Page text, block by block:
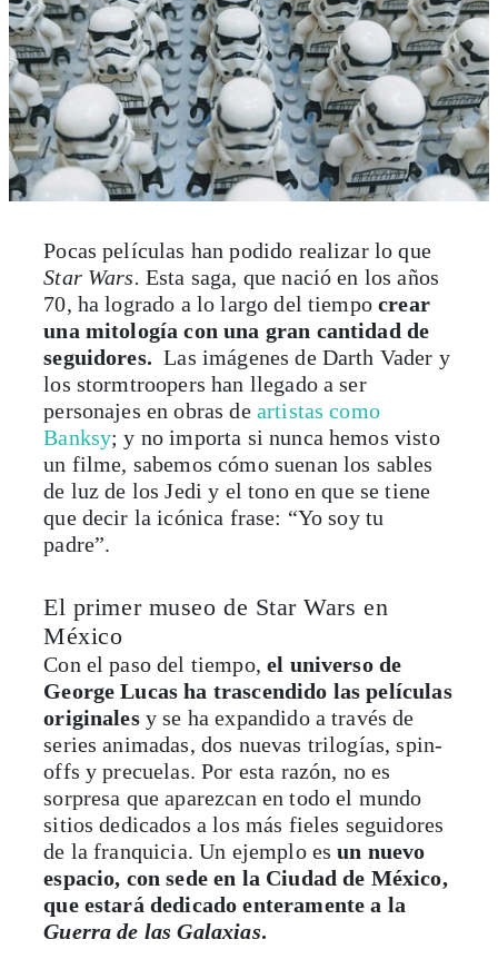
Pocas películas han podido realizar lo que
Star Wars. Esta saga, que nació en los años
70, ha logrado a lo largo del tiempocrear
una mitología con una gran cantidad de
seguidores. Las imágenes de Darth Vader y
los stormtroopers han llegado a ser
personajes en obras de artistas como
Banksy; y no importa si nunca hemos visto
un filme, sabemos cómo suenan los sables
de luz de los Jedi y el tono en que se tiene
que decir la icónica frase: “Yo soy tu
padre”.
El primer museo de Star Wars en
México
Con el paso del tiempo,el universo de
George Lucas ha trascendido las películas
originales y se ha expandido a través de
series animadas, dos nuevas trilogías, spin-
offs y precuelas. Por esta razón, no es
sorpresa que aparezcan en todo el mundo
sitios dedicados a los más fieles seguidores
de la franquicia. Un ejemplo esun nuevo
espacio, con sede en la Ciudad de México,
que estará dedicado enteramente a la
Guerra de las Galaxias.